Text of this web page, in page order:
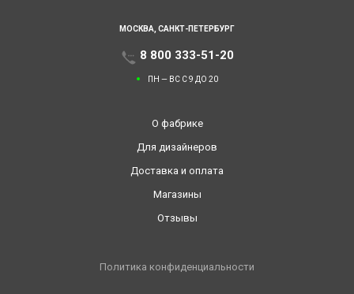
МОСКВА, САНКТ-ПЕТЕРБУРГ
8 800 333-51-20
ПН — ВС С 9 ДО 20
О фабрике
Для дизайнеров
Доставка и оплата
Магазины
Отзывы
Политика конфиденциальности